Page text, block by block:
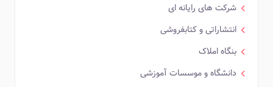
شرکت های رایانه ای
انتشاراتی و کتابفروشی
بنگاه املاک
دانشگاه و موسسات آموزشی